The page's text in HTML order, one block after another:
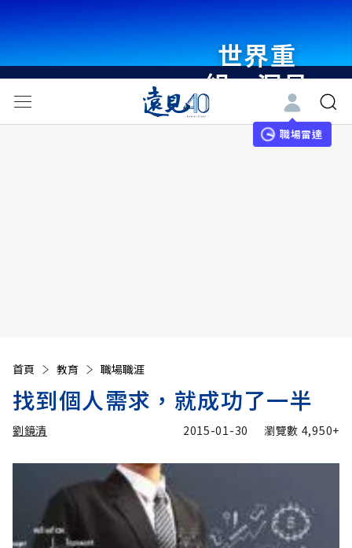
世界重
組・洞見
未來 與
世界領袖
職場雷達
首頁 教育 職場職涯
找到個人需求，就成功了一半
劉鏡清 2015-01-30 瀏覽數 4,950+